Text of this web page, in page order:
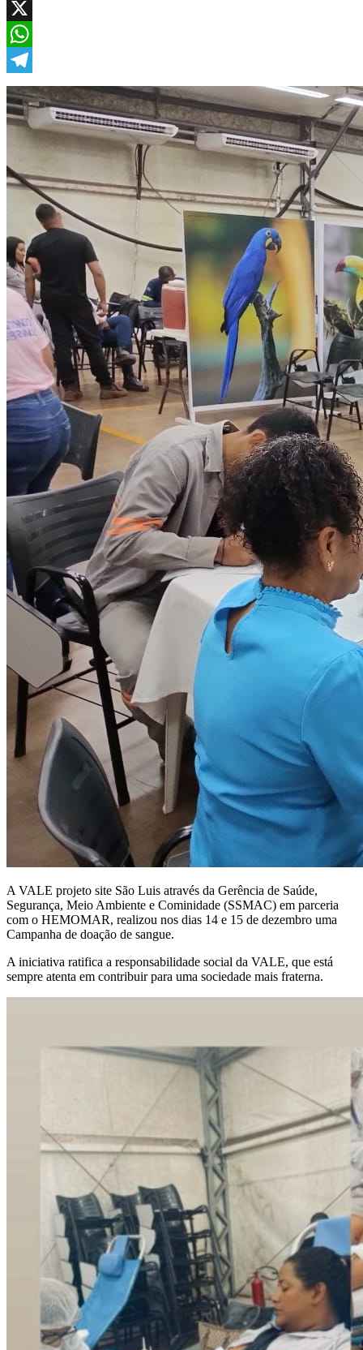
Facebook
X
WhatsApp
Telegram
A VALE projeto site São Luis através da Gerência de Saúde,
Segurança, Meio Ambiente e Cominidade (SSMAC) em parceria
com o HEMOMAR, realizou nos dias 14 e 15 de dezembro uma
Campanha de doação de sangue.
A iniciativa ratifica a responsabilidade social da VALE, que está
sempre atenta em contribuir para uma sociedade mais fraterna.